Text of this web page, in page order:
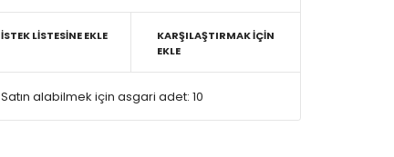
İSTEK LISTESINE EKLE
KARŞILAŞTIRMAK İÇIN
EKLE
Satın alabilmek için asgari adet: 10